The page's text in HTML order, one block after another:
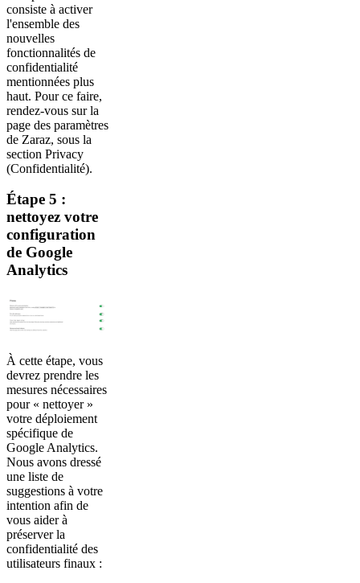
consiste à activer
l'ensemble des
nouvelles
fonctionnalités de
confidentialité
mentionnées plus
haut. Pour ce faire,
rendez-vous sur la
page des paramètres
de Zaraz, sous la
section Privacy
(Confidentialité).
Étape 5 :
nettoyez votre
configuration
de Google
Analytics
À cette étape, vous
devrez prendre les
mesures nécessaires
pour « nettoyer »
votre déploiement
spécifique de
Google Analytics.
Nous avons dressé
une liste de
suggestions à votre
intention afin de
vous aider à
préserver la
confidentialité des
utilisateurs finaux :